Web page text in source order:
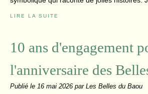
LIRE LA SUITE
10 ans d'engagement
l'anniversaire des
Publié le 16 mai 2026 par Les Belles du Baou